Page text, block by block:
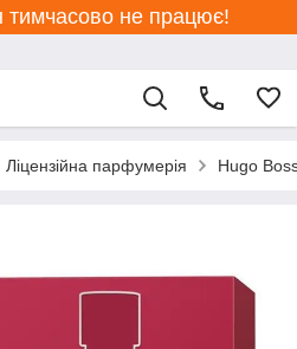
тимчасово не працює!
Ліцензійна парфумерія Hugo